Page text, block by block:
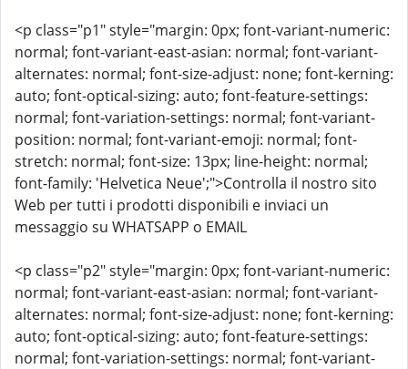
<p class="p1" style="margin: 0px; font-variant-numeric:
normal; font-variant-east-asian: normal; font-variant-
alternates: normal; font-size-adjust: none; font-kerning:
auto; font-optical-sizing: auto; font-feature-settings:
normal; font-variation-settings: normal; font-variant-
position: normal; font-variant-emoji: normal; font-
stretch: normal; font-size: 13px; line-height: normal;
font-family: 'Helvetica Neue';">Controlla il nostro sito
Web per tutti i prodotti disponibili e inviaci un
messaggio su WHATSAPP o EMAIL
<p class="p2" style="margin: 0px; font-variant-numeric:
normal; font-variant-east-asian: normal; font-variant-
alternates: normal; font-size-adjust: none; font-kerning:
auto; font-optical-sizing: auto; font-feature-settings:
normal; font-variation-settings: normal; font-variant-